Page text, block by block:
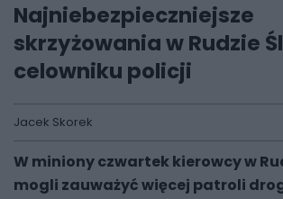
Najniebezpieczniejsze
skrzyżowania w Rudzie
celowniku policji
Jacek Skorek
W miniony czwartek kierowcy w
mogli zauważyć więcej patroli